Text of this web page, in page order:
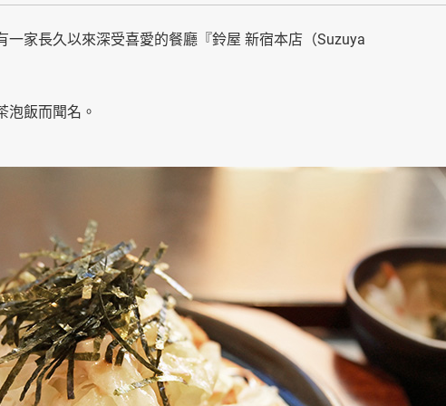
家長久以來深受喜愛的餐廳『鈴屋 新宿本店（Suzuya
泡飯而聞名。